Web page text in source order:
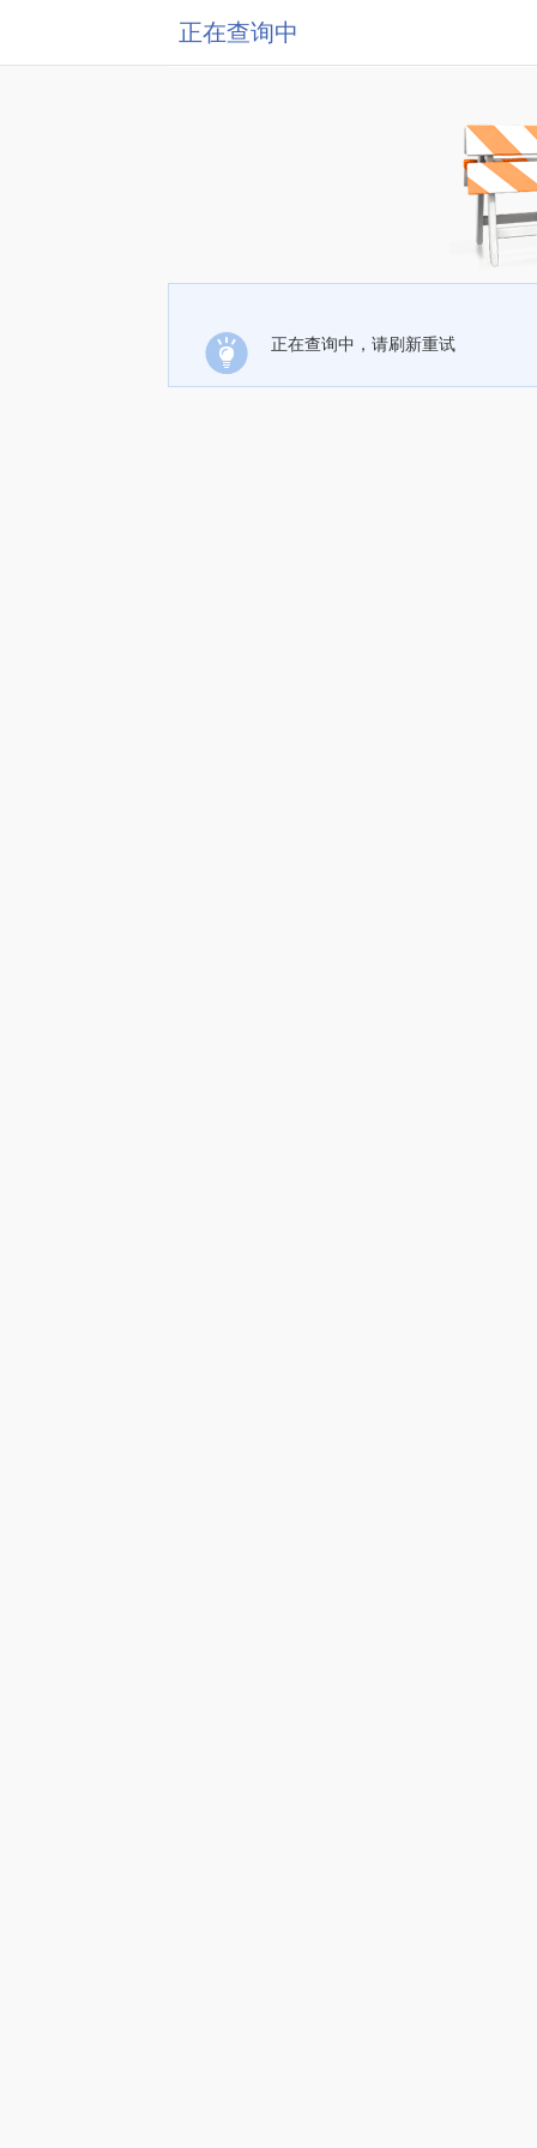
正在查询中
正在查询中，请刷新重试